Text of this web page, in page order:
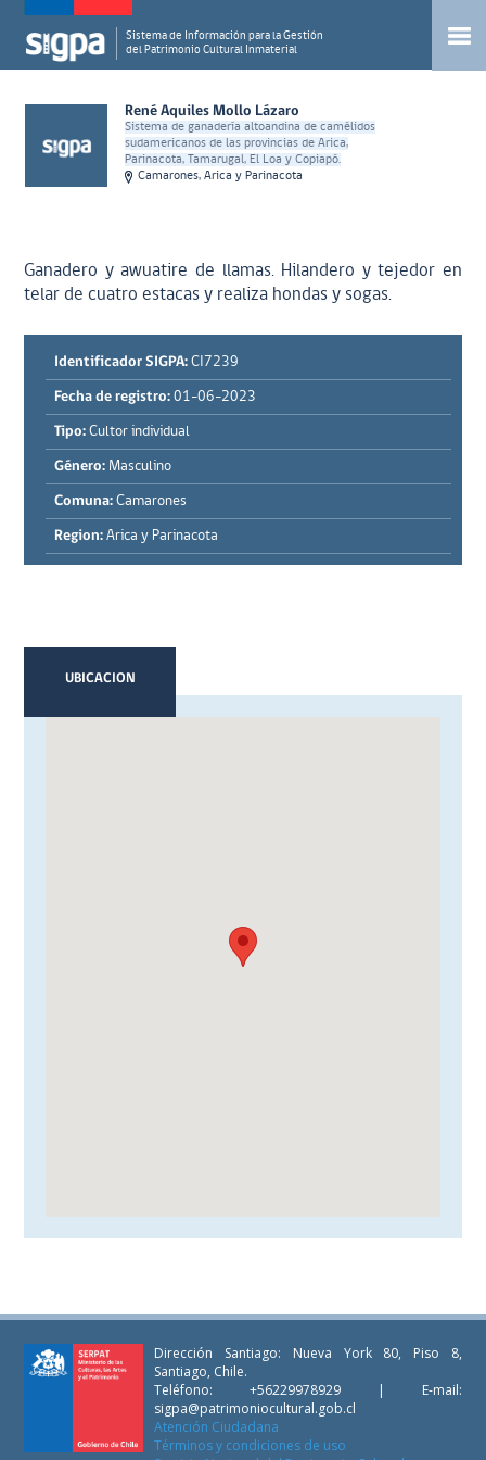
Sistema de Información para la Gestión
del Patrimonio Cultural Inmaterial
René Aquiles Mollo Lázaro
Sistema de ganadería altoandina de camélidos
sudamericanos de las provincias de Arica,
Parinacota, Tamarugal, El Loa y Copiapó.
Camarones, Arica y Parinacota
Ganadero y awuatire de llamas. Hilandero y tejedor en
telar de cuatro estacas y realiza hondas y sogas.
Identificador SIGPA: CI7239
Fecha de registro: 01-06-2023
Tipo: Cultor individual
Género: Masculino
Comuna: Camarones
Region: Arica y Parinacota
UBICACION
Dirección Santiago: Nueva York 80, Piso 8,
Santiago, Chile.
Teléfono: +56229978929 | E-mail:
sigpa@patrimoniocultural.gob.cl
Atención Ciudadana
Términos y condiciones de uso